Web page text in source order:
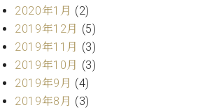
タ
イ
ン
ア
カ
デ
ミ
セ
ス
セン
トラ
ム東
京の
2020年1月 (2)
2019年12月 (5)
2019年11月 (3)
2019年10月 (3)
2019年9月 (4)
2019年8月 (3)